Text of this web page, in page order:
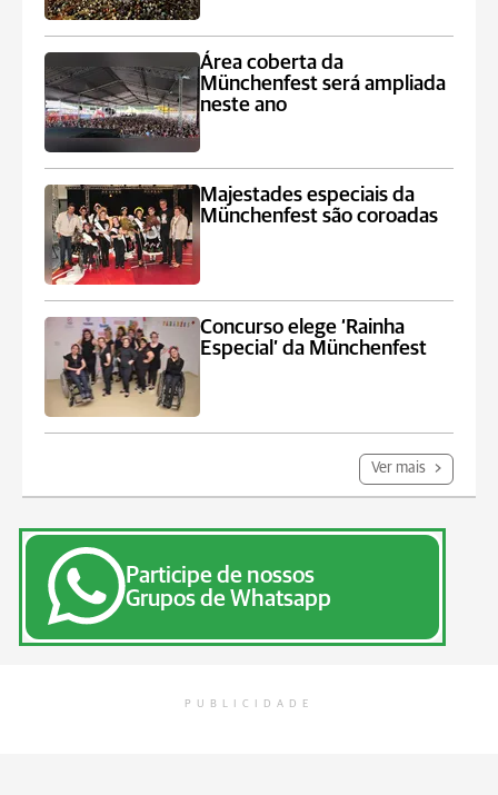
Área coberta da
Münchenfest será ampliada
neste ano
Majestades especiais da
Münchenfest são coroadas
Concurso elege ‘Rainha
Especial’ da Münchenfest
Ver mais
Participe de nossos
Grupos de Whatsapp
PUBLICIDADE